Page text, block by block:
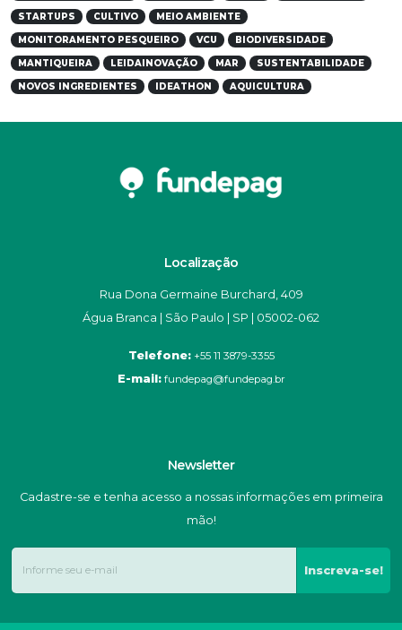
STARTUPS CULTIVO MEIO AMBIENTE
MONITORAMENTO PESQUEIRO VCU BIODIVERSIDADE
MANTIQUEIRA LEIDAINOVAÇÃO MAR SUSTENTABILIDADE
NOVOS INGREDIENTES IDEATHON AQUICULTURA
Localização
Rua Dona Germaine Burchard, 409
Água Branca | São Paulo | SP | 05002-062
Telefone:+55 11 3879-3355
E-mail:fundepag@fundepag.br
Newsletter
Cadastre-se e tenha acesso a nossas informações em primeira
mão!
Inscreva-se!